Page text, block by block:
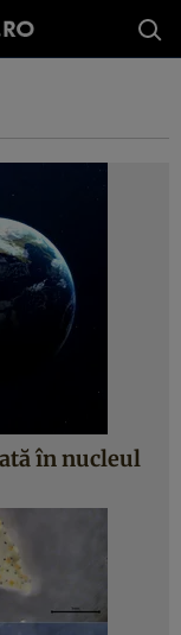
în nucleul